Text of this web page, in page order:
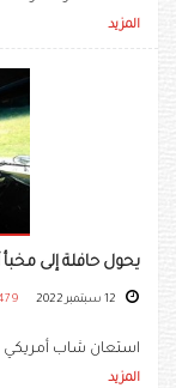
المزيد
يحول حافلة إلى
استعان شاب أمريكي
المزيد